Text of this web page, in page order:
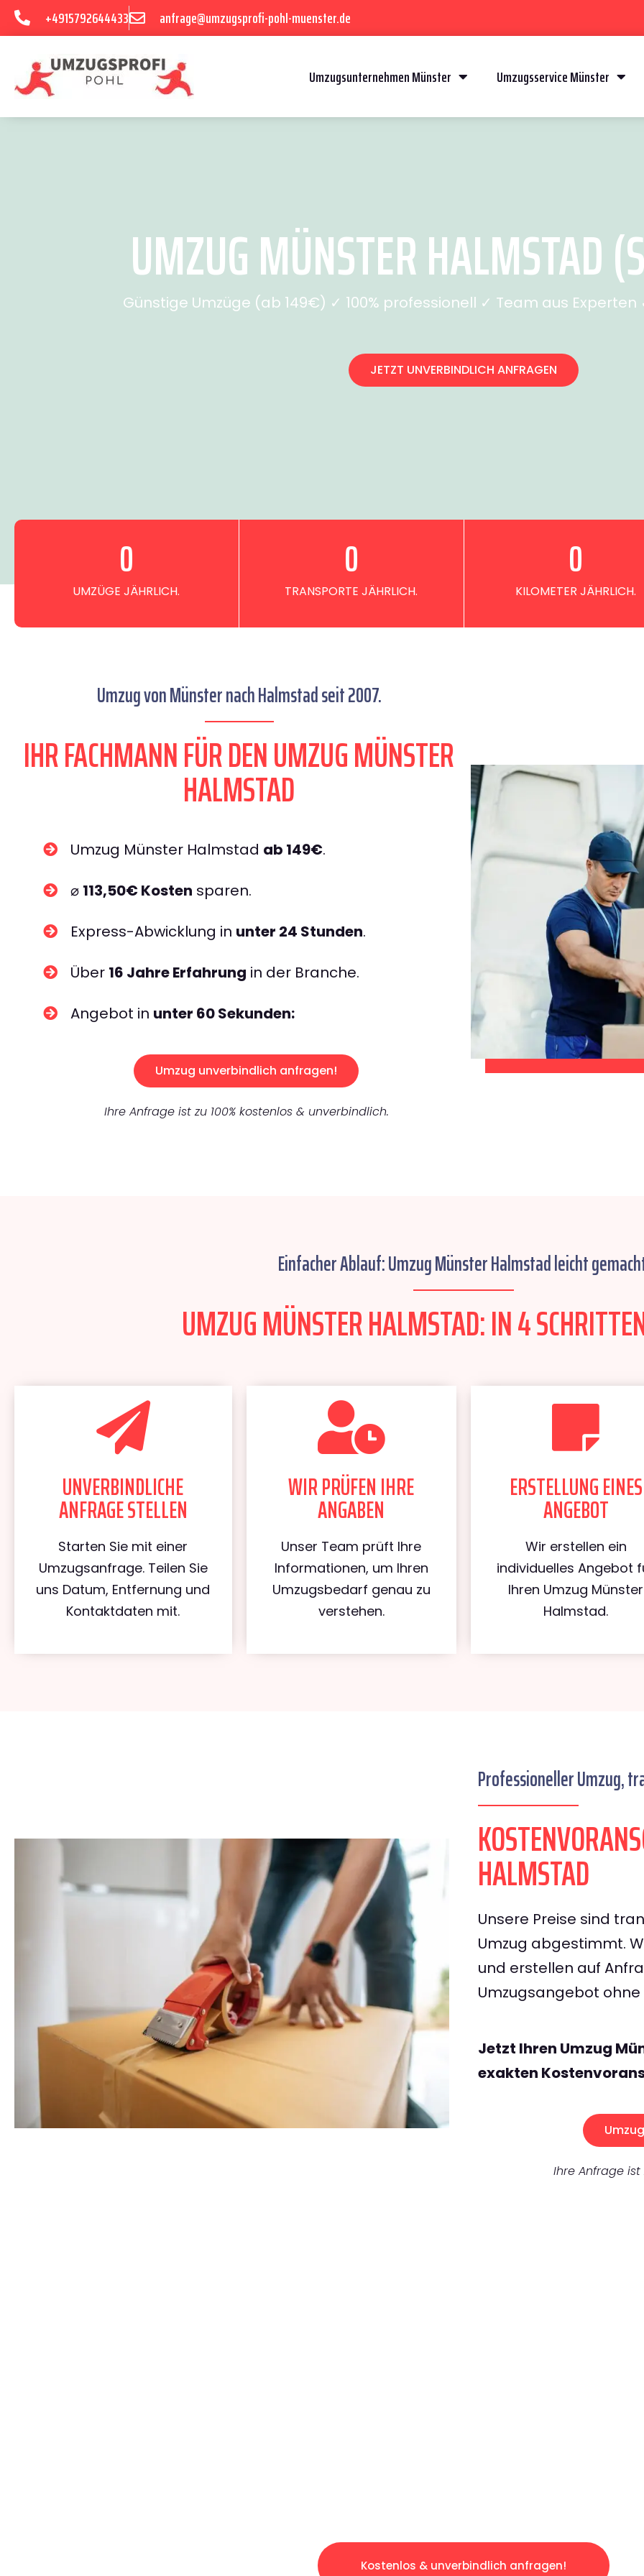
+4915792644433 anfrage@umzugsprofi-pohl-muenster.de
Umzugsunternehmen Münster Umzugsservice Münster
UMZUG MÜNSTER HALMSTAD
Günstige Umzüge (ab 149€) ✓ 100% professionell ✓ Team aus
JETZT UNVERBINDLICH ANFRAGEN
UMZÜGE JÄHRLICH.
0
TRANSPORTE JÄHRLICH.
0
KILOMETER JÄHRLICH.
0
Umzug von Münster nach Halmstad seit 2007.
IHR FACHMANN FÜR DEN UMZUG MÜNSTER
HALMSTAD
Umzug Münster Halmstad ab 149€.
⌀ 113,50€ Kosten sparen.
Express-Abwicklung in unter 24 Stunden.
Über 16 Jahre Erfahrung in der Branche.
Angebot in unter 60 Sekunden:
Umzug unverbindlich anfragen!
Ihre Anfrage ist zu 100% kostenlos & unverbindlich.
Einfacher Ablauf: Umzug Münster Halmstad leicht
UMZUG MÜNSTER HALMSTAD: IN 4
UNVERBINDLICHE
ANFRAGE STELLEN
Starten Sie mit einer
Umzugsanfrage. Teilen Sie
uns Datum, Entfernung und
Kontaktdaten mit.
WIR PRÜFEN IHRE
ANGABEN
Unser Team prüft Ihre
Informationen, um Ihren
Umzugsbedarf genau zu
verstehen.
ERSTELLUNG EINES
ANGEBOT
Wir erstellen ein
individuelles Angebot
Ihren Umzug Münster
Halmstad.
Professioneller Umzug,
HALMSTAD
Unsere Preise sind
Umzug abgestimmt.
und erstellen auf
Umzugsangebot
Jetzt Ihren Umzug
exakten
Ihre Anfrage ist
Kostenlos & unverbindlich anfragen!